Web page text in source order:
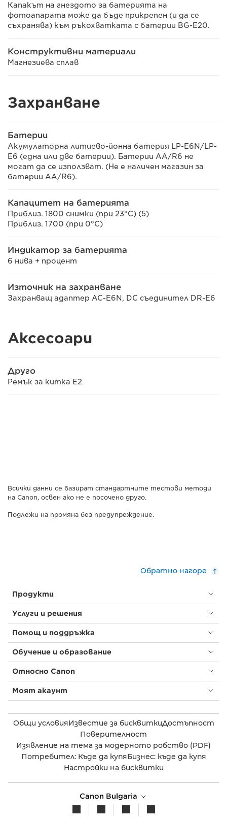
Капакът на гнездото за батерията на
фотоапарата може да бъде прикрепен (и да се
съхранява) към ръкохватката с батерии BG-E20.
Конструктивни материали
Магнезиева сплав
Захранване
Батерии
Акумулаторна литиево-йонна батерия LP-E6N/LP-
E6 (една или две батерии). Батерии AA/R6 не
могат да се използват. (Не е наличен магазин за
батерии AA/R6).
Капацитет на батерията
Приблиз. 1800 снимки (при 23°C) (5)
Приблиз. 1700 (при 0°C)
Индикатор за батерията
6 нива + процент
Източник на захранване
Захранващ адаптер AC-E6N, DC съединител DR-E6
Аксесоари
Друго
Ремък за китка E2
Всички данни се базират стандартните тестови методи
на Canon, освен ако не е посочено друго.
Подлежи на промяна без предупреждение.
Обратно нагоре
Продукти
Услуги и решения
Помощ и поддръжка
Обучение и образование
Относно Canon
Моят акаунт
Общи условияИзвестие за бисквиткиДостъпност
Поверителност
Изявление на тема за модерното робство (PDF)
Потребител: Къде да купяБизнес: къде да купя
Настройки на бисквитки
Canon Bulgaria